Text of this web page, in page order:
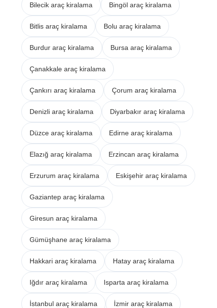
Bilecik araç kiralama Bingöl araç kiralama
Bitlis araç kiralama Bolu araç kiralama
Burdur araç kiralama Bursa araç kiralama
Çanakkale araç kiralama
Çankırı araç kiralama Çorum araç kiralama
Denizli araç kiralama Diyarbakır araç kiralama
Düzce araç kiralama Edirne araç kiralama
Elazığ araç kiralama Erzincan araç kiralama
Erzurum araç kiralama Eskişehir araç kiralama
Gaziantep araç kiralama
Giresun araç kiralama
Gümüşhane araç kiralama
Hakkari araç kiralama Hatay araç kiralama
Iğdır araç kiralama Isparta araç kiralama
İstanbul araç kiralama İzmir araç kiralama